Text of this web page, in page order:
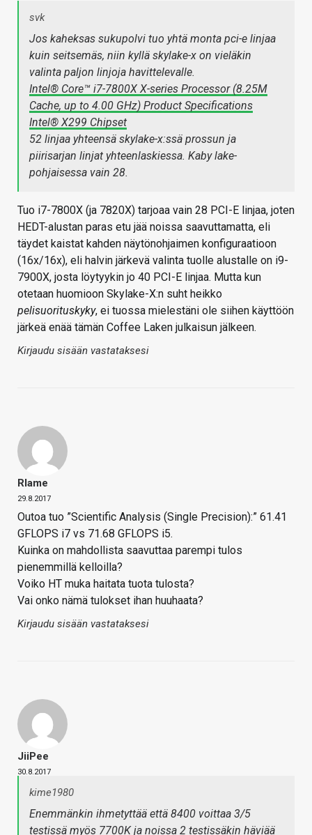
svk
Jos kaheksas sukupolvi tuo yhtä monta pci-e linjaa
kuin seitsemäs, niin kyllä skylake-x on vieläkin
valinta paljon linjoja havittelevalle.
Intel® Core™ i7-7800X X-series Processor (8.25M
Cache, up to 4.00 GHz) Product Specifications
Intel® X299 Chipset
52 linjaa yhteensä skylake-x:ssä prossun ja
piirisarjan linjat yhteenlaskiessa. Kaby lake-
pohjaisessa vain 28.
Tuo i7-7800X (ja 7820X) tarjoaa vain 28 PCI-E linjaa, joten
HEDT-alustan paras etu jää noissa saavuttamatta, eli
täydet kaistat kahden näytönohjaimen konfiguraatioon
(16x/16x), eli halvin järkevä valinta tuolle alustalle on i9-
7900X, josta löytyykin jo 40 PCI-E linjaa. Mutta kun
otetaan huomioon Skylake-X:n suht heikko
pelisuorituskyky, ei tuossa mielestäni ole siihen käyttöön
järkeä enää tämän Coffee Laken julkaisun jälkeen.
Kirjaudu sisään vastataksesi
Rlame
29.8.2017
Outoa tuo ”Scientific Analysis (Single Precision):” 61.41
GFLOPS i7 vs 71.68 GFLOPS i5.
Kuinka on mahdollista saavuttaa parempi tulos
pienemmillä kelloilla?
Voiko HT muka haitata tuota tulosta?
Vai onko nämä tulokset ihan huuhaata?
Kirjaudu sisään vastataksesi
JiiPee
30.8.2017
kime1980
Enemmänkin ihmetyttää että 8400 voittaa 3/5
testissä myös 7700K ja noissa 2 testissäkin häviää